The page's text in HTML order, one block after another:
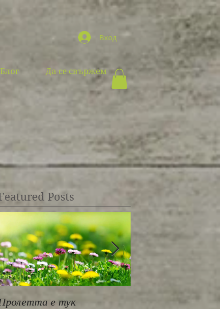
Вход
Блог Да се свържем
Posts
е тук
За работилница